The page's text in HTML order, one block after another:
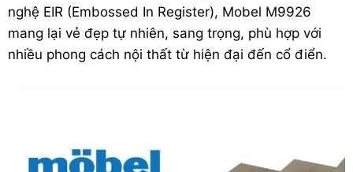
nghệ EIR (Embossed In Register), Mobel M9926
mang lại vẻ đẹp tự nhiên, sang trọng, phù hợp với
nhiều phong cách nội thất từ hiện đại đến cổ điển.